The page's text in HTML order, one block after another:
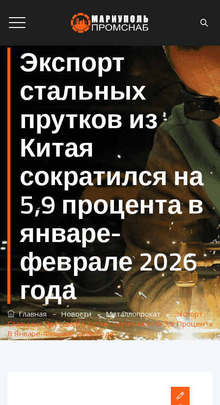
Экспорт
стальных
прутков из
Китая
сократился на
5,9 процента в
январе-
феврале 2026
года
Главная–Новости–Металлопрокат–Экспорт
Стальных Прутков Из Китая Сократился На 5,9 Процента
В Январе-Феврале 2026 Года